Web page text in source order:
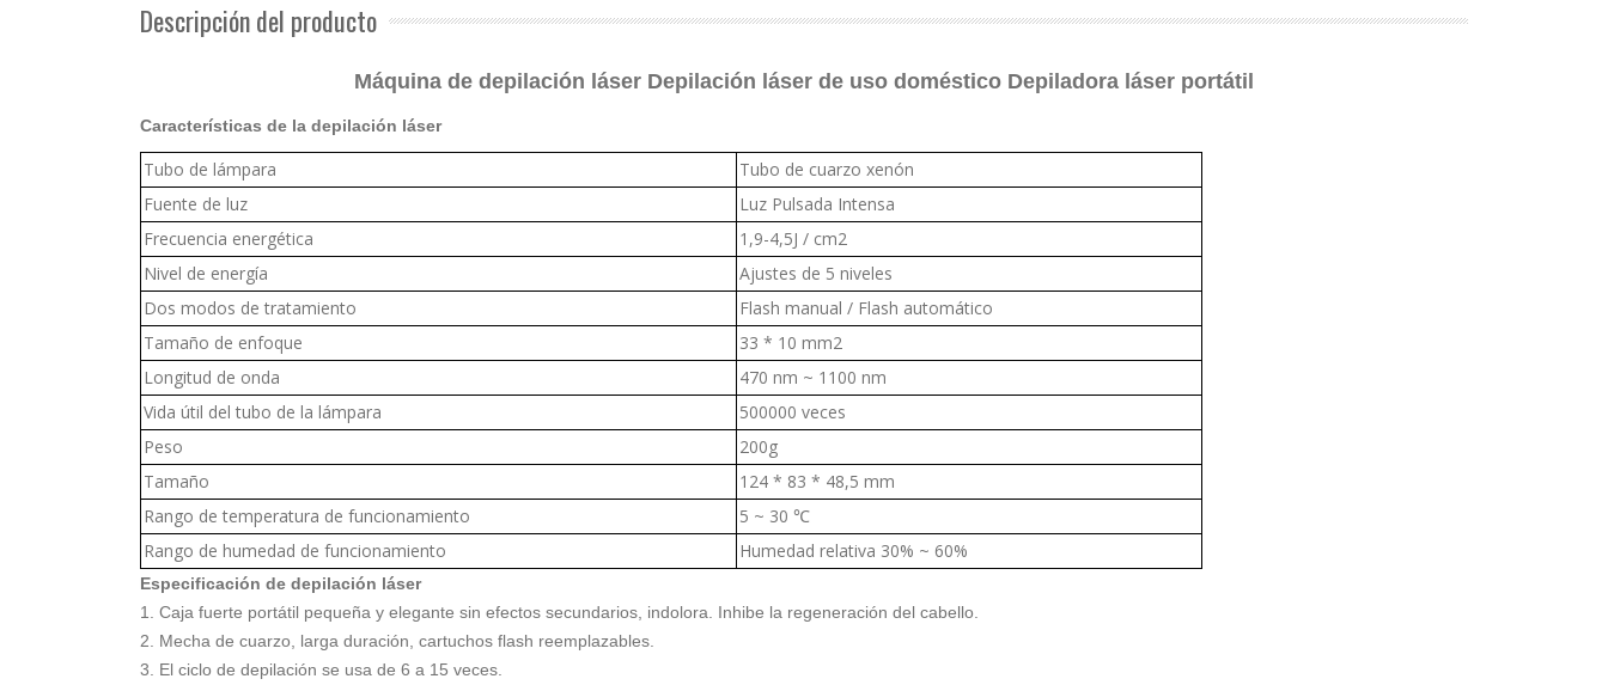
Descripción del producto
Máquina de depilación láser Depilación láser de uso doméstico Depiladora láser portátil
Características de la depilación láser
Tubo de lámpara
Tubo de cuarzo xenón
Fuente de luz
Luz Pulsada Intensa
Frecuencia energética
1,9-4,5J / cm2
Nivel de energía
Ajustes de 5 niveles
Dos modos de tratamiento
Flash manual / Flash automático
Tamaño de enfoque
33 * 10 mm2
Longitud de onda
470 nm ~ 1100 nm
Vida útil del tubo de la lámpara
500000 veces
Peso
200g
Tamaño
124 * 83 * 48,5 mm
Rango de temperatura de funcionamiento
5 ~ 30 ℃
Rango de humedad de funcionamiento
Humedad relativa 30% ~ 60%
Especificación de depilación láser
1. Caja fuerte portátil pequeña y elegante sin efectos secundarios, indolora. Inhibe la regeneración del cabello.
2. Mecha de cuarzo, larga duración, cartuchos flash reemplazables.
3. El ciclo de depilación se usa de 6 a 15 veces.